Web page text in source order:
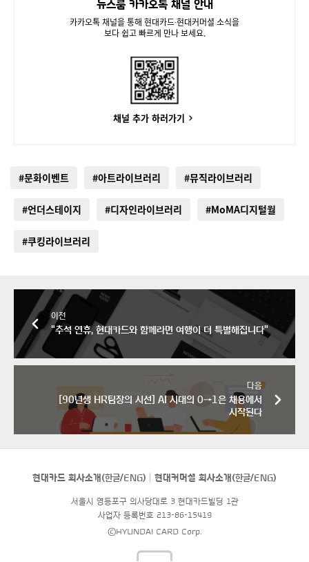
뉴스룸 카카오톡 채널 안내
카카오톡 채널을 통해 현대카드∙현대커머셜 소식을
보다 쉽고 빠르게 만나 보세요.
채널 추가 하러가기
#문화이벤트 #아트라이브러리 #뮤직라이브러리
#언더스테이지 #디자인라이브러리 #MoMA디지털월
#쿠킹라이브러리
이전
"추석 연휴, 현대카드와 함께라면 여행이 더 특별해집니다"
다음
[90년생 HR팀장의 시선] AI 시대의 0→1은 채용에서
시작된다
현대카드 회사소개(한글/ENG) 현대커머셜 회사소개(한글/ENG)
서울시 영등포구 의사당대로 3 현대카드빌딩 1관
사업자 등록번호 213-86-15419
©HYUNDAI CARD Corp.